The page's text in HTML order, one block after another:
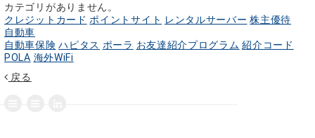
カテゴリがありません。
クレジットカード ポイントサイト レンタルサーバー 株主優待
自動車
自動車保険 ハピタス ポーラ お友達紹介プログラム 紹介コード
POLA 海外WiFi
戻る